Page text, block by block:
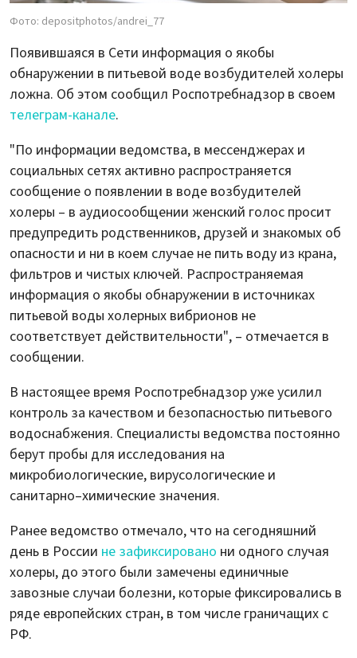
Фото: depositphotos/andrei_77
Появившаяся в Сети информация о якобы
обнаружении в питьевой воде возбудителей холеры
ложна. Об этом сообщил Роспотребнадзор в своем
телеграм-канале.
"По информации ведомства, в мессенджерах и
социальных сетях активно распространяется
сообщение о появлении в воде возбудителей
холеры – в аудиосообщении женский голос просит
предупредить родственников, друзей и знакомых об
опасности и ни в коем случае не пить воду из крана,
фильтров и чистых ключей. Распространяемая
информация о якобы обнаружении в источниках
питьевой воды холерных вибрионов не
соответствует действительности", – отмечается в
сообщении.
В настоящее время Роспотребнадзор уже усилил
контроль за качеством и безопасностью питьевого
водоснабжения. Специалисты ведомства постоянно
берут пробы для исследования на
микробиологические, вирусологические и
санитарно–химические значения.
Ранее ведомство отмечало, что на сегодняшний
день в России не зафиксировано ни одного случая
холеры, до этого были замечены единичные
завозные случаи болезни, которые фиксировались в
ряде европейских стран, в том числе граничащих с
РФ.